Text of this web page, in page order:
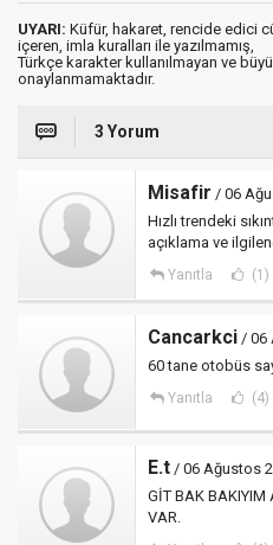
UYARI: Küfür, hakaret, rencide edici
içeren, imla kuralları ile yazılmamış,
Türkçe karakter kullanılmayan ve
onaylanmamaktadır.
3 Yorum
Misafir / 06
Hızlı trendeki
açıklama ve
Yanıtla (1)
Cancarkci / 06
60 tane otobüs
Yanıtla (4)
E.t / 06 Ağustos
GİT BAK BAKIYIM
VAR.